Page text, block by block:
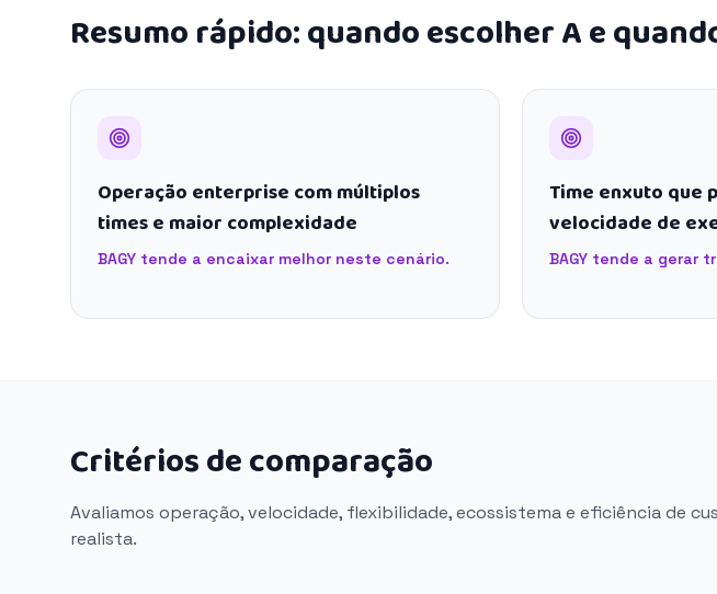
Resumo rápido: quando escolher A e
Operação enterprise com múltiplos
times e maior complexidade
BAGY tende a encaixar melhor neste cenário.
Time enxuto que
velocidade de
BAGY tende a gerar
Critérios de comparação
Avaliamos operação, velocidade, flexibilidade, ecossistema e eficiência de
realista.